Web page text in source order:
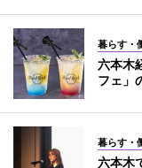
暮らす・
六本木
フェ」
暮らす・
六本木